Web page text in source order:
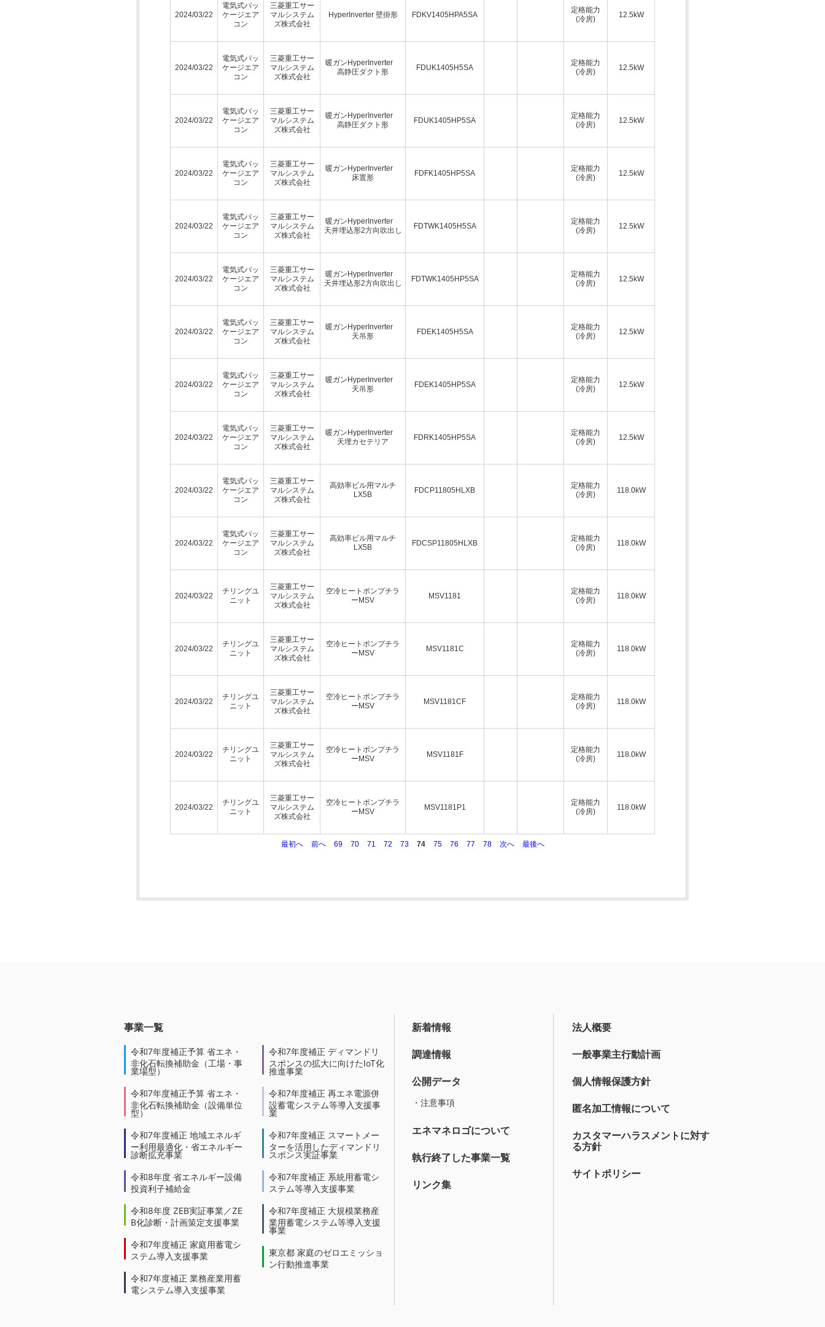
2024/03/22
電気式パッ
ケージエア
コン
三菱重工サー
マルシステム
ズ株式会社
HyperInverter 壁掛形 FDKV1405HPA5SA
定格能力
(冷房)
12.5kW
2024/03/22
電気式パッ
ケージエア
コン
三菱重工サー
マルシステム
ズ株式会社
暖ガンHyperInverter
高静圧ダクト形
FDUK1405H5SA
定格能力
(冷房)
12.5kW
2024/03/22
電気式パッ
ケージエア
コン
三菱重工サー
マルシステム
ズ株式会社
暖ガンHyperInverter
高静圧ダクト形
FDUK1405HP5SA
定格能力
(冷房)
12.5kW
2024/03/22
電気式パッ
ケージエア
コン
三菱重工サー
マルシステム
ズ株式会社
暖ガンHyperInverter
床置形
FDFK1405HP5SA
定格能力
(冷房)
12.5kW
2024/03/22
電気式パッ
ケージエア
コン
三菱重工サー
マルシステム
ズ株式会社
暖ガンHyperInverter
天井埋込形2方向吹出し
FDTWK1405H5SA
定格能力
(冷房)
12.5kW
2024/03/22
電気式パッ
ケージエア
コン
三菱重工サー
マルシステム
ズ株式会社
暖ガンHyperInverter
天井埋込形2方向吹出し
FDTWK1405HP5SA
定格能力
(冷房)
12.5kW
2024/03/22
電気式パッ
ケージエア
コン
三菱重工サー
マルシステム
ズ株式会社
暖ガンHyperInverter
天吊形
FDEK1405H5SA
定格能力
(冷房)
12.5kW
2024/03/22
電気式パッ
ケージエア
コン
三菱重工サー
マルシステム
ズ株式会社
暖ガンHyperInverter
天吊形
FDEK1405HP5SA
定格能力
(冷房)
12.5kW
2024/03/22
電気式パッ
ケージエア
コン
三菱重工サー
マルシステム
ズ株式会社
暖ガンHyperInverter
天埋カセテリア
FDRK1405HP5SA
定格能力
(冷房)
12.5kW
2024/03/22
電気式パッ
ケージエア
コン
三菱重工サー
マルシステム
ズ株式会社
高効率ビル用マルチ
LX5B
FDCP11805HLXB
定格能力
(冷房)
118.0kW
2024/03/22
電気式パッ
ケージエア
コン
三菱重工サー
マルシステム
ズ株式会社
高効率ビル用マルチ
LX5B
FDCSP11805HLXB
定格能力
(冷房)
118.0kW
2024/03/22
チリングユ
ニット
三菱重工サー
マルシステム
ズ株式会社
空冷ヒートポンプチラ
ーMSV
MSV1181
定格能力
(冷房)
118.0kW
2024/03/22
チリングユ
ニット
三菱重工サー
マルシステム
ズ株式会社
空冷ヒートポンプチラ
ーMSV
MSV1181C
定格能力
(冷房)
118.0kW
2024/03/22
チリングユ
ニット
三菱重工サー
マルシステム
ズ株式会社
空冷ヒートポンプチラ
ーMSV
MSV1181CF
定格能力
(冷房)
118.0kW
2024/03/22
チリングユ
ニット
三菱重工サー
マルシステム
ズ株式会社
空冷ヒートポンプチラ
ーMSV
MSV1181F
定格能力
(冷房)
118.0kW
2024/03/22
チリングユ
ニット
三菱重工サー
マルシステム
ズ株式会社
空冷ヒートポンプチラ
ーMSV
MSV1181P1
定格能力
(冷房)
118.0kW
最初へ 前へ 69 70 71 72 73 74 75 76 77 78 次へ 最後へ
事業一覧
令和7年度補正予算 省エネ・
非化石転換補助金（工場・事
業場型）
令和7年度補正予算 省エネ・
非化石転換補助金（設備単位
型）
令和7年度補正 地域エネルギ
ー利用最適化・省エネルギー
診断拡充事業
令和8年度 省エネルギー設備
投資利子補給金
令和8年度 ZEB実証事業／ZE
B化診断・計画策定支援事業
令和7年度補正 家庭用蓄電シ
ステム導入支援事業
令和7年度補正 業務産業用蓄
電システム導入支援事業
令和7年度補正 ディマンドリ
スポンスの拡大に向けたIoT化
推進事業
令和7年度補正 再エネ電源併
設蓄電システム等導入支援事
業
令和7年度補正 スマートメー
ターを活用したディマンドリ
スポンス実証事業
令和7年度補正 系統用蓄電シ
ステム等導入支援事業
令和7年度補正 大規模業務産
業用蓄電システム等導入支援
事業
東京都 家庭のゼロエミッショ
ン行動推進事業
新着情報
調達情報
公開データ
・注意事項
エネマネロゴについて
執行終了した事業一覧
リンク集
法人概要
一般事業主行動計画
個人情報保護方針
匿名加工情報について
カスタマーハラスメントに対す
る方針
サイトポリシー